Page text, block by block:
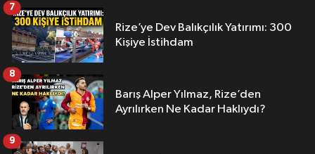
Rize’ye Dev Balıkçılık Yatırımı: 300
Kişiye İstihdam
7
Barış Alper Yılmaz, Rize’den
Ayrılırken Ne Kadar Haklıydı?
8
9